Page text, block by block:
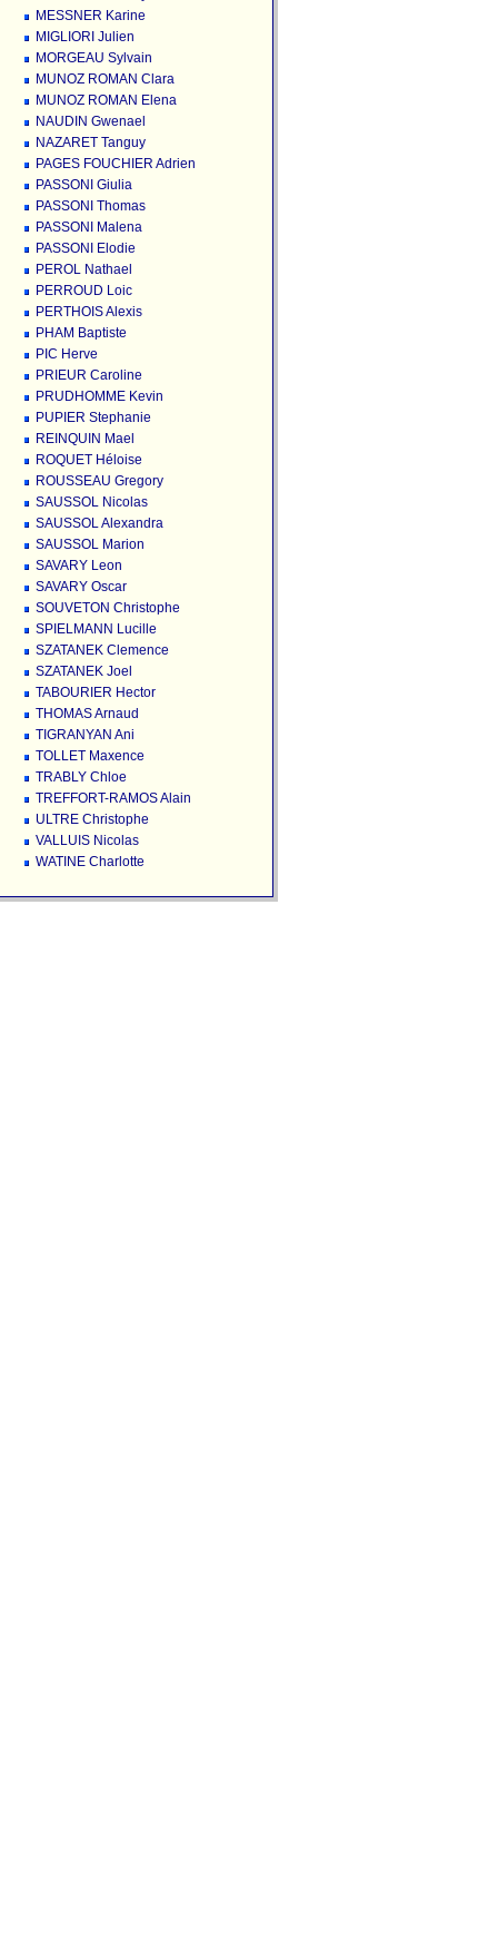
MESSNER Karine
MIGLIORI Julien
MORGEAU Sylvain
MUNOZ ROMAN Clara
MUNOZ ROMAN Elena
NAUDIN Gwenael
NAZARET Tanguy
PAGES FOUCHIER Adrien
PASSONI Giulia
PASSONI Thomas
PASSONI Malena
PASSONI Elodie
PEROL Nathael
PERROUD Loic
PERTHOIS Alexis
PHAM Baptiste
PIC Herve
PRIEUR Caroline
PRUDHOMME Kevin
PUPIER Stephanie
REINQUIN Mael
ROQUET Héloise
ROUSSEAU Gregory
SAUSSOL Nicolas
SAUSSOL Alexandra
SAUSSOL Marion
SAVARY Leon
SAVARY Oscar
SOUVETON Christophe
SPIELMANN Lucille
SZATANEK Clemence
SZATANEK Joel
TABOURIER Hector
THOMAS Arnaud
TIGRANYAN Ani
TOLLET Maxence
TRABLY Chloe
TREFFORT-RAMOS Alain
ULTRE Christophe
VALLUIS Nicolas
WATINE Charlotte